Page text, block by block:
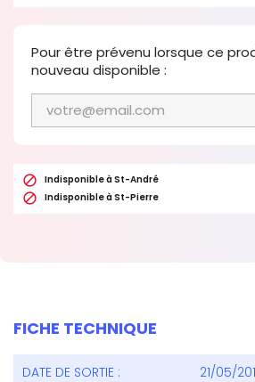
Pour être prévenu lorsque ce
nouveau disponible :
 Indisponible à St-André
 Indisponible à St-Pierre
FICHE TECHNIQUE
DATE DE SORTIE :
21/05/